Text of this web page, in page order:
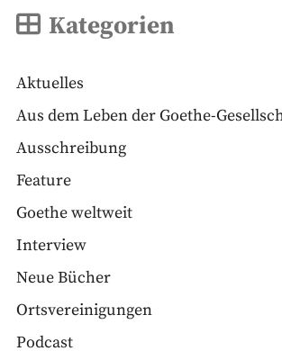
Kategorien
Aktuelles
Aus dem Leben der Goethe-
Ausschreibung
Feature
Goethe weltweit
Interview
Neue Bücher
Ortsvereinigungen
Podcast